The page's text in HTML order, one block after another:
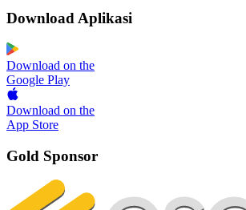
Download Aplikasi
Download on the
Google Play
Download on the
App Store
Gold Sponsor